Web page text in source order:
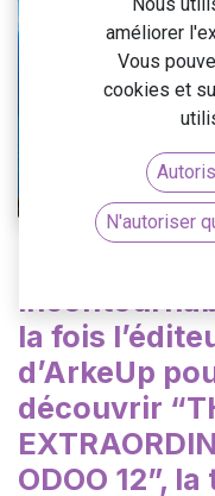
la fois
d’ArkeUp
découvrir
ODOO 12”,
améliorer
Vous
cookies et
N'autoriser